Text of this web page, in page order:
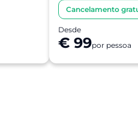
Cancelamento
Desde
€ 99por pessoa